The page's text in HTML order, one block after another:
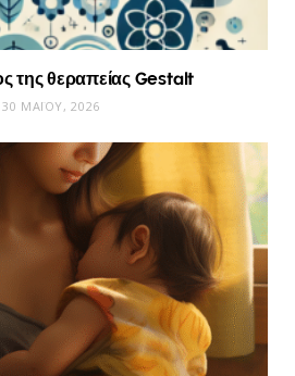
της θεραπείας Gestalt
30 ΜΑΪ́ΟΥ, 2026